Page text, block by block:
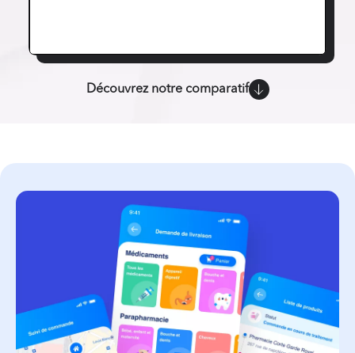
Découvrez notre comparatif